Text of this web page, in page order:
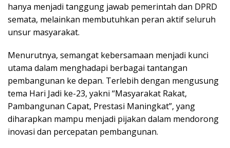
hanya menjadi tanggung jawab pemerintah dan DPRD
semata, melainkan membutuhkan peran aktif seluruh
unsur masyarakat.
Menurutnya, semangat kebersamaan menjadi kunci
utama dalam menghadapi berbagai tantangan
pembangunan ke depan. Terlebih dengan mengusung
tema Hari Jadi ke-23, yakni “Masyarakat Rakat,
Pambangunan Capat, Prestasi Maningkat”, yang
diharapkan mampu menjadi pijakan dalam mendorong
inovasi dan percepatan pembangunan.